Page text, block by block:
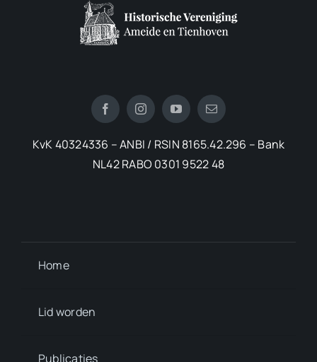
KvK 40324336 – ANBI / RSIN 8165.42.296 – Bank
NL42 RABO 0301 9522 48
Home
Lid worden
Publicaties